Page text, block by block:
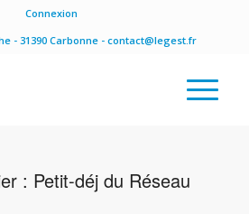
Connexion
- 31390 Carbonne - contact@legest.fr
: Petit-déj du Réseau